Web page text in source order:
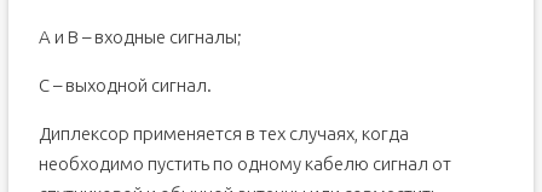
А и В – входные сигналы;
С – выходной сигнал.
Диплексор применяется в тех случаях, когда
необходимо пустить по одному кабелю сигнал от